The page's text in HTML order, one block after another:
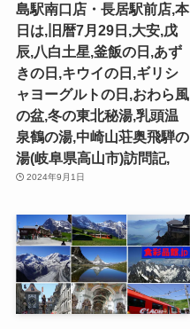
島駅南口店・長居駅前店,本
日は,旧暦7月29日,大安,戊
辰,八白土星,釜飯の日,あず
きの日,キウイの日,ギリシ
ャヨーグルトの日,おわら風
の盆,冬の東北秘湯,乳頭温
泉鶴の湯,中崎山荘奥飛騨の
湯(岐阜県高山市)訪問記,
2024年9月1日